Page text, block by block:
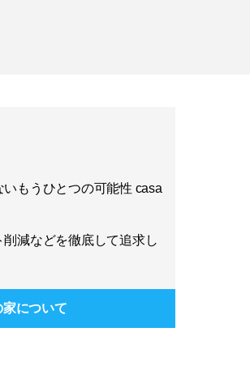
もうひとつの可能性 casa
減などを徹底して追求し
家について